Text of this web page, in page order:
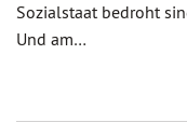
Sozialstaat bedroht
Und am…